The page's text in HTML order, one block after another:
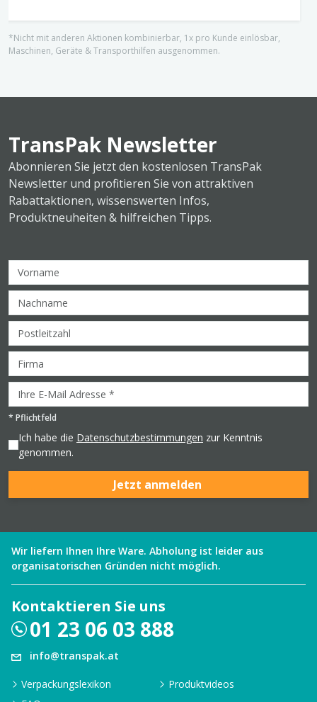
*Nicht mit anderen Aktionen kombinierbar, 1x pro Kunde einlösbar,
Maschinen, Geräte & Transporthilfen ausgenommen.
TransPak Newsletter
Abonnieren Sie jetzt den kostenlosen TransPak
Newsletter und profitieren Sie von attraktiven
Rabattaktionen, wissenswerten Infos,
Produktneuheiten & hilfreichen Tipps.
* Pflichtfeld
Ich habe die Datenschutzbestimmungen zur Kenntnis
genommen.
Jetzt anmelden
Wir liefern Ihnen Ihre Ware. Abholung ist leider aus
organisatorischen Gründen nicht möglich.
Kontaktieren Sie uns
01 23 06 03 888
info@transpak.at
Verpackungslexikon
Produktvideos